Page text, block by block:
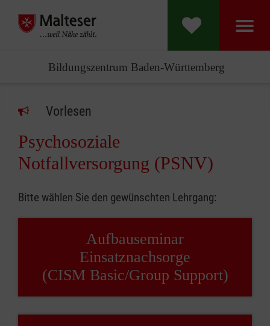
Bildungszentrum Baden-Württemberg
Vorlesen
Psychosoziale
Notfallversorgung (PSNV)
Bitte wählen Sie den gewünschten Lehrgang:
Aufbauseminar
Einsatznachsorge
(CISM Basic/Group Support)